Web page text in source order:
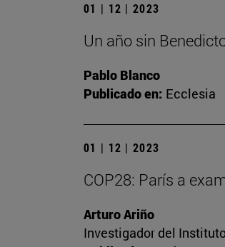
01 | 12 | 2023
Un año sin
Pablo Blanco
Publicado en: Ecclesia
01 | 12 | 2023
COP28: París a
Arturo Ariño
Investigador del